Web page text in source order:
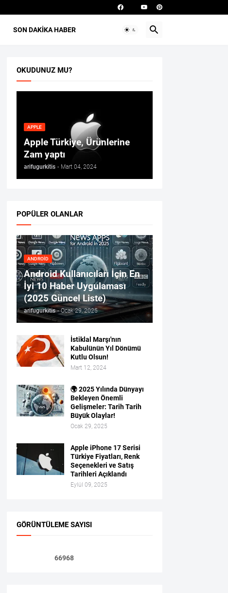
SON DAKIKA HABER
OKUDUNUZ MU?
APPLE
Apple Türkiye, Ürünlerine
Zam yaptı
arifugurkitis - Mart 04, 2024
POPÜLER OLANLAR
ANDROID
Android Kullanıcıları İçin En
İyi 10 Haber Uygulaması
(2025 Güncel Liste)
arifugurkitis - Ocak 29, 2025
İstiklal Marşı'nın
Kabulünün Yıl Dönümü
Kutlu Olsun!
Mart 12, 2024
🌍 2025 Yılında Dünyayı
Bekleyen Önemli
Gelişmeler: Tarih Tarih
Büyük Olaylar!
Ocak 29, 2025
Apple iPhone 17 Serisi
Türkiye Fiyatları, Renk
Seçenekleri ve Satış
Tarihleri Açıklandı
Eylül 09, 2025
GÖRÜNTÜLEME SAYISI
66968